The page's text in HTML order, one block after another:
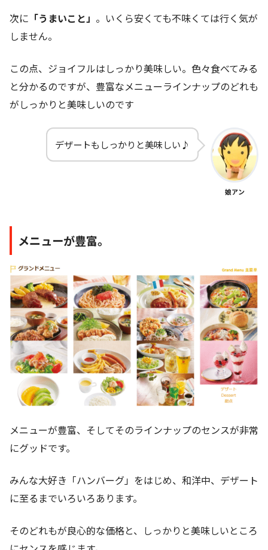
次に 「うまいこと」 。いくら安くても不味くては行く気が
しません。
この点、ジョイフルはしっかり美味しい。色々食べてみる
と分かるのですが、豊富なメニューラインナップのどれも
がしっかりと美味しいのです
デザートもしっかりと美味しい♪
娘アン
メニューが豊富。
メニューが豊富、そしてそのラインナップのセンスが非常
にグッドです。
みんな大好き「ハンバーグ」をはじめ、和洋中、デザート
に至るまでいろいろあります。
そのどれもが良心的な価格と、しっかりと美味しいところ